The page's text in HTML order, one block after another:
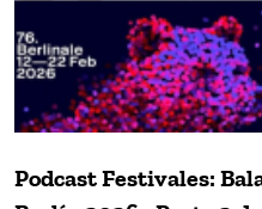
Podcast Festivales: